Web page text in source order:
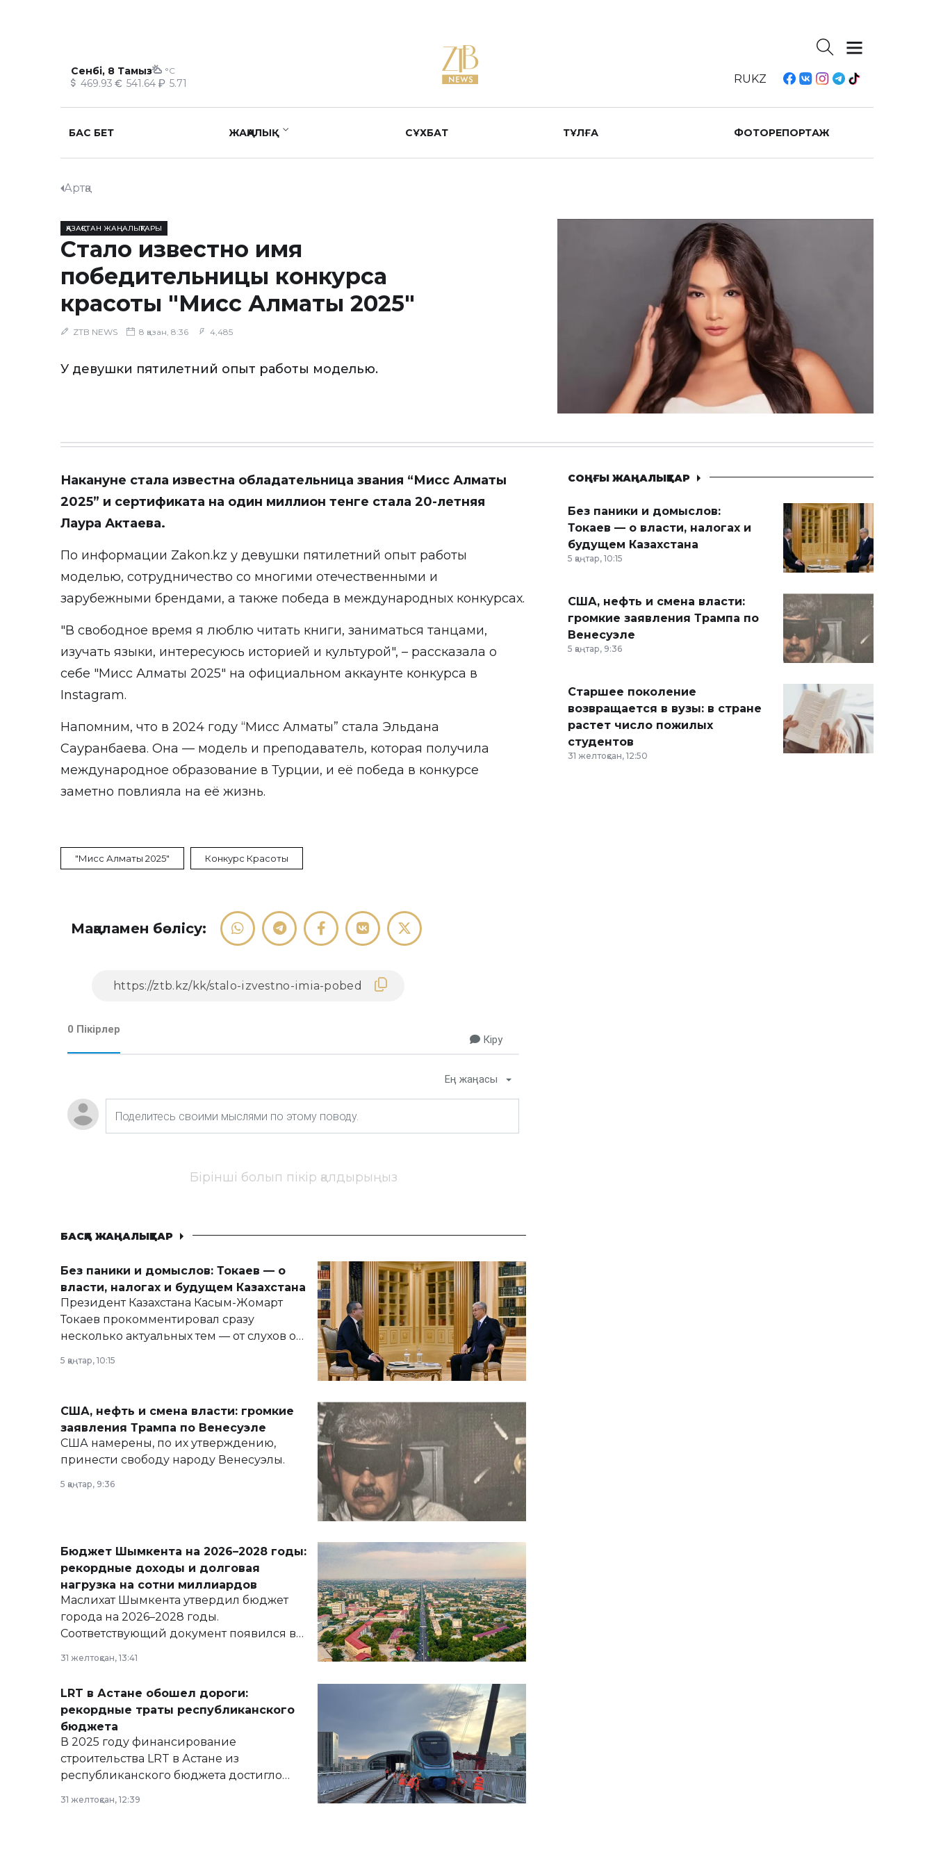
Сенбі, 8 Тамыз °C
469.93 541.64 5.71 RUKZ
БАС БЕТ ЖАҢАЛЫҚ СҰХБАТ ТҰЛҒА ФОТОРЕПОРТАЖ
Артқа
ҚАЗАҚСТАН ЖАҢАЛЫҚТАРЫ
Стало известно имя
победительницы конкурса
красоты "Мисс Алматы 2025"
ZTB NEWS 8 қазан, 8:36 4,485
У девушки пятилетний опыт работы моделью.
Накануне стала известна обладательница звания “Мисс Алматы
2025” и сертификата на один миллион тенге стала 20-летняя
Лаура Актаева.
По информации Zakon.kz у девушки пятилетний опыт работы
моделью, сотрудничество со многими отечественными и
зарубежными брендами, а также победа в международных конкурсах.
"В свободное время я люблю читать книги, заниматься танцами,
изучать языки, интересуюсь историей и культурой", – рассказала о
себе "Мисс Алматы 2025" на официальном аккаунте конкурса в
Instagram.
Напомним, что в 2024 году “Мисс Алматы” стала Эльдана
Сауранбаева. Она — модель и преподаватель, которая получила
международное образование в Турции, и её победа в конкурсе
заметно повлияла на её жизнь.
"Мисс Алматы 2025" Конкурс Красоты
Мақаламен бөлісу:
0 Пікірлер
Кіру
Ең жаңасы
Бірінші болып пікір қалдырыңыз
БАСҚА ЖАҢАЛЫҚТАР
Без паники и домыслов: Токаев — о
власти, налогах и будущем Казахстана
Президент Казахстана Касым-Жомарт
Токаев прокомментировал сразу
несколько актуальных тем — от слухов о
армии, экономики и личного здоровья.
5 қаңтар, 10:15
США, нефть и смена власти: громкие
заявления Трампа по Венесуэле
США намерены, по их утверждению,
принести свободу народу Венесуэлы.
5 қаңтар, 9:36
Бюджет Шымкента на 2026–2028 годы:
рекордные доходы и долговая
нагрузка на сотни миллиардов
Маслихат Шымкента утвердил бюджет
города на 2026–2028 годы.
Соответствующий документ появился в
сайте маслихат города.
31 желтоқсан, 13:41
LRT в Астане обошел дороги:
рекордные траты республиканского
бюджета
В 2025 году финансирование
строительства LRT в Астане из
республиканского бюджета достигло
31 желтоқсан, 12:39
СОҢҒЫ ЖАҢАЛЫҚТАР
Без паники и домыслов:
Токаев — о власти, налогах и
будущем Казахстана
5 қаңтар, 10:15
США, нефть и смена власти:
громкие заявления Трампа по
Венесуэле
5 қаңтар, 9:36
Старшее поколение
возвращается в вузы: в стране
растет число пожилых
студентов
31 желтоқсан, 12:50